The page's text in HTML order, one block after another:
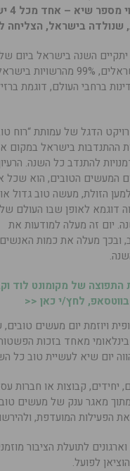
בישראל, הצליחה לסחוף
השתתפו כמיליון וחצי
בני אדם מ-93 מדינות ברחבי
הדגל של עמותת “רוח
ההתנדבות בישראל במקום
להתנדב כל השנה.
המעשים הטובים, הוא שכל
הזולת, מעשה טוב גדול
דוגמא לאופן שבו העולם
יום זה מעלה למודעות את
ובכך מעלה את כמות האנשים
של מקומונט לוד
לחץ/י כאן <<
בינלאומי מאחד בזכות
יום שיא לעשיית טוב כל
יחידים, קבוצות או חברות
מאגר ענק של מעשים
הפעילות המועדפת,
לתועלת הציבור
לפועל.